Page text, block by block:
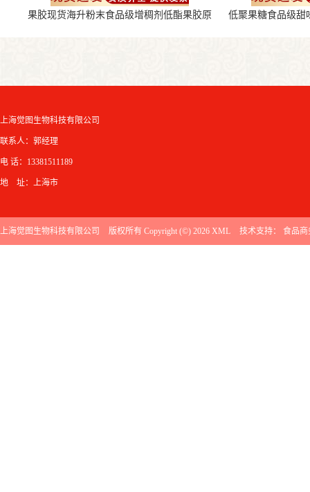
果胶现货海升粉末食品级增稠剂低酯果胶原
低聚果糖食品级甜
上海觉图生物科技有限公司
联系人：郭经理
电 话：13381511189
地 址：上海市
上海觉图生物科技有限公司 版权所有 Copyright (©) 2026 XML 技术支持： 食品商